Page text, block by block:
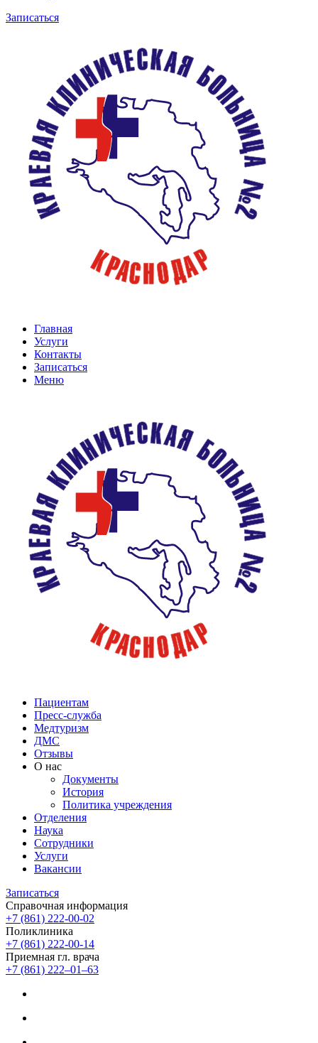
Записаться
Главная
Услуги
Контакты
Записаться
Меню
Пациентам
Пресс-служба
Медтуризм
ДМС
Отзывы
О нас
Документы
История
Политика учреждения
Отделения
Наука
Сотрудники
Услуги
Вакансии
Записаться
Справочная информация
+7 (861) 222-00-02
Поликлиника
+7 (861) 222-00-14
Приемная гл. врача
+7 (861) 222‒01‒63